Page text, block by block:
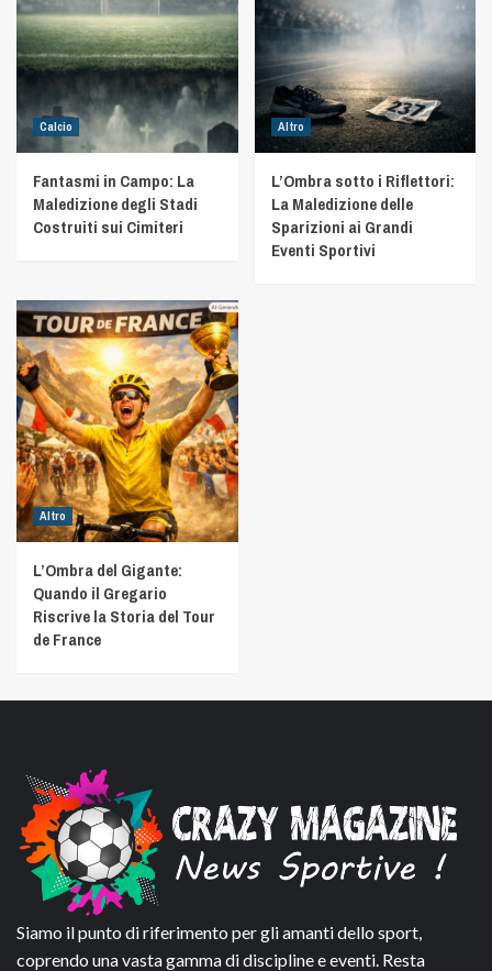
Calcio
Fantasmi in Campo: La
Maledizione degli Stadi
Costruiti sui Cimiteri
Altro
L’Ombra sotto i Riflettori:
La Maledizione delle
Sparizioni ai Grandi
Eventi Sportivi
Altro
L’Ombra del Gigante:
Quando il Gregario
Riscrive la Storia del Tour
de France
Siamo il punto di riferimento per gli amanti dello sport,
coprendo una vasta gamma di discipline e eventi. Resta